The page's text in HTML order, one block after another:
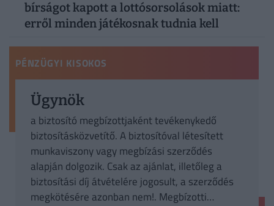
bírságot kapott a lottósorsolások miatt:
erről minden játékosnak tudnia kell
PÉNZÜGYI KISOKOS
Ügynök
a biztosító megbízottjaként tevékenykedő
biztosításközvetítő. A biztosítóval létesített
munkaviszony vagy megbízási szerződés
alapján dolgozik. Csak az ajánlat, illetőleg a
biztosítási díj átvételére jogosult, a szerződés
megkötésére azonban nem!. Megbízotti